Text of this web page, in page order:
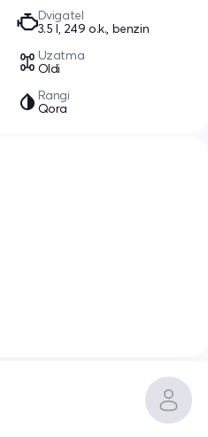
Dvigatel
3.5 l, 249 o.k., benzin
Uzatma
Oldi
Rangi
Qora